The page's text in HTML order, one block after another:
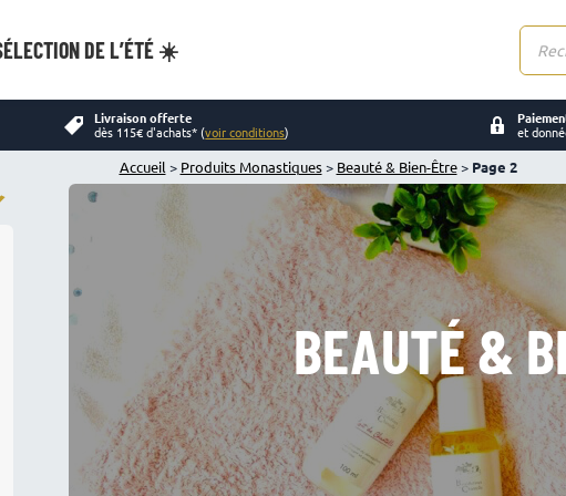
DE L’ÉTÉ ☀️
Livraison offerte
dès 115€ d'achats* (voir conditions)
et
Accueil > Produits Monastiques> Beauté & Bien-Être> Page 2
BEAUTÉ &